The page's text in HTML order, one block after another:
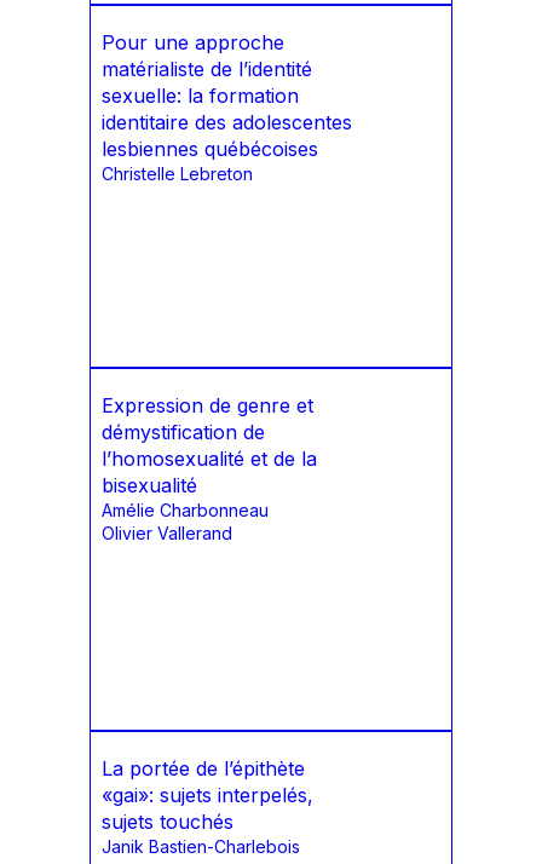
Pour une approche
matérialiste de l’identité
sexuelle: la formation
identitaire des adolescentes
lesbiennes québécoises
Christelle Lebreton
Expression de genre et
démystification de
l’homosexualité et de la
bisexualité
Amélie Charbonneau
Olivier Vallerand
La portée de l’épithète
«gai»: sujets interpelés,
sujets touchés
Janik Bastien-Charlebois